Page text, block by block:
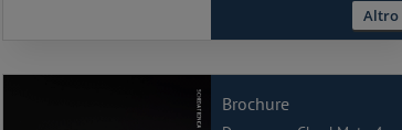
Altro
Brochure